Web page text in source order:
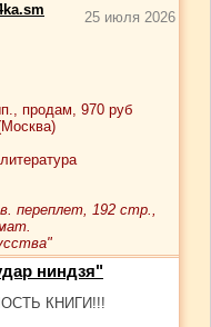
25 июля 2026
продам, 970 руб
переплет, 192 стр.,
ниндзя"
КНИГИ!!!